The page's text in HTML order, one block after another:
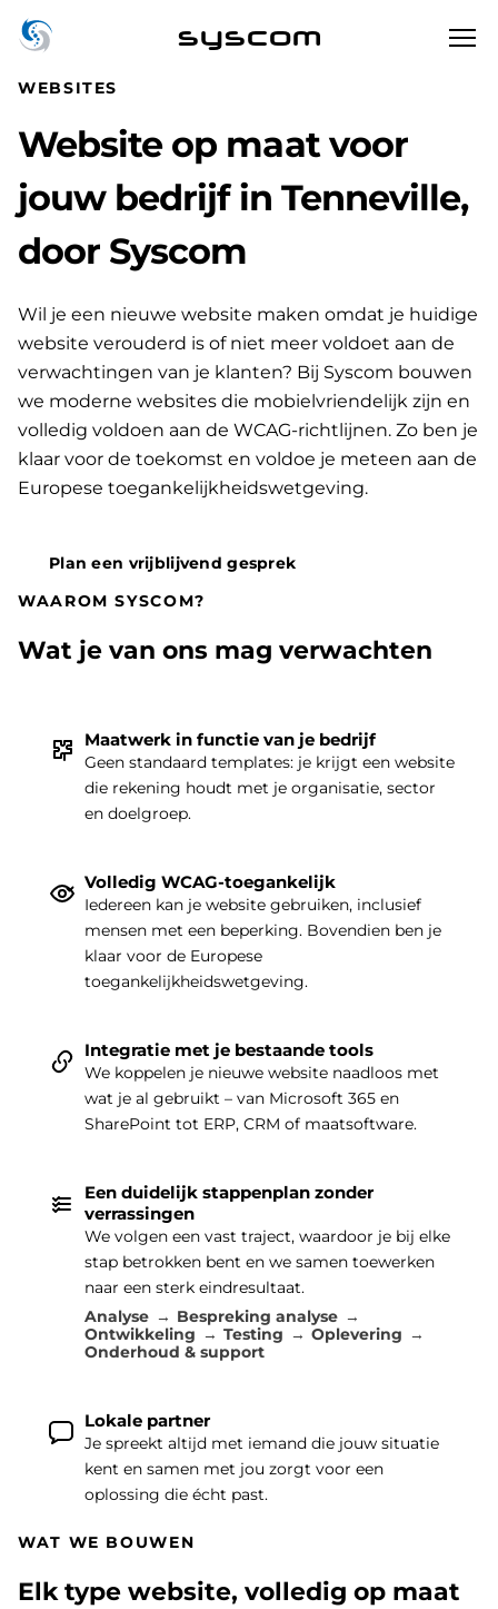
syscom
|
WEBSITES
Website op maat voor
jouw bedrijf in Tenneville,
door Syscom
Wil je een nieuwe website maken omdat je huidige
website verouderd is of niet meer voldoet aan de
verwachtingen van je klanten? Bij Syscom bouwen
we moderne websites die mobielvriendelijk zijn en
volledig voldoen aan de WCAG-richtlijnen. Zo ben je
klaar voor de toekomst en voldoe je meteen aan de
Europese toegankelijkheidswetgeving.
Plan een vrijblijvend gesprek
WAAROM SYSCOM?
Wat je van ons mag verwachten
Maatwerk in functie van je bedrijf
Geen standaard templates: je krijgt een website
die rekening houdt met je organisatie, sector
en doelgroep.
Volledig WCAG-toegankelijk
Iedereen kan je website gebruiken, inclusief
mensen met een beperking. Bovendien ben je
klaar voor de Europese
toegankelijkheidswetgeving.
Integratie met je bestaande tools
We koppelen je nieuwe website naadloos met
wat je al gebruikt – van Microsoft 365 en
SharePoint tot ERP, CRM of maatsoftware.
Een duidelijk stappenplan zonder
verrassingen
We volgen een vast traject, waardoor je bij elke
stap betrokken bent en we samen toewerken
naar een sterk eindresultaat.
Analyse
Bespreking analyse
Ontwikkeling
Testing
Oplevering
Onderhoud & support
Lokale partner
Je spreekt altijd met iemand die jouw situatie
kent en samen met jou zorgt voor een
oplossing die écht past.
WAT WE BOUWEN
Elk type website, volledig op maat